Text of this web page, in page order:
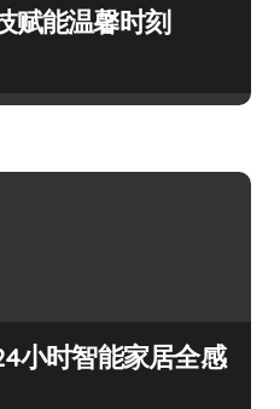
赋能温馨时刻
小时智能家居全感